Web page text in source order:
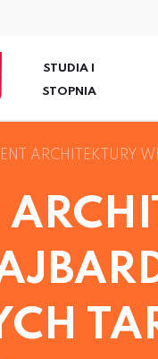
STUDIA I
STOPNIA
ARCHITEKTURY